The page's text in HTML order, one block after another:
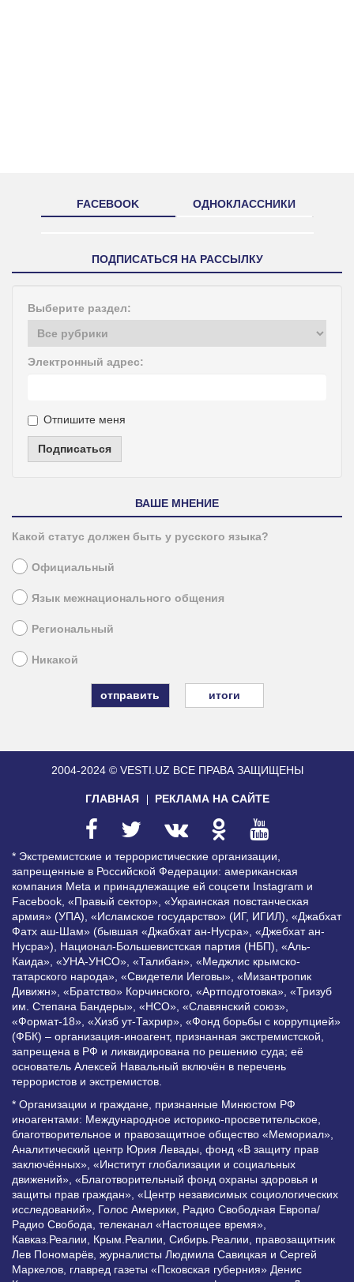
FACEBOOK ОДНОКЛАССНИКИ
ПОДПИСАТЬСЯ НА РАССЫЛКУ
Выберите раздел:
Электронный адрес:
Отпишите меня
Подписаться
ВАШЕ МНЕНИЕ
Какой статус должен быть у русского языка?
Официальный
Язык межнационального общения
Региональный
Никакой
итоги
2004-2024 © VESTI.UZ ВСЕ ПРАВА ЗАЩИЩЕНЫ
ГЛАВНАЯ РЕКЛАМА НА САЙТЕ
* Экстремистские и террористические организации,
запрещенные в Российской Федерации: американская
компания Meta и принадлежащие ей соцсети Instagram и
Facebook, «Правый сектор», «Украинская повстанческая
армия» (УПА), «Исламское государство» (ИГ, ИГИЛ), «Джабхат
Фатх аш-Шам» (бывшая «Джабхат ан-Нусра», «Джебхат ан-
Нусра»), Национал-Большевистская партия (НБП), «Аль-
Каида», «УНА-УНСО», «Талибан», «Меджлис крымско-
татарского народа», «Свидетели Иеговы», «Мизантропик
Дивижн», «Братство» Корчинского, «Артподготовка», «Тризуб
им. Степана Бандеры», «НСО», «Славянский союз»,
«Формат-18», «Хизб ут-Тахрир», «Фонд борьбы с коррупцией»
(ФБК) – организация-иноагент, признанная экстремистской,
запрещена в РФ и ликвидирована по решению суда; её
основатель Алексей Навальный включён в перечень
террористов и экстремистов.
* Организации и граждане, признанные Минюстом РФ
иноагентами: Международное историко-просветительское,
благотворительное и правозащитное общество «Мемориал»,
Аналитический центр Юрия Левады, фонд «В защиту прав
заключённых», «Институт глобализации и социальных
движений», «Благотворительный фонд охраны здоровья и
защиты прав граждан», «Центр независимых социологических
исследований», Голос Америки, Радио Свободная Европа/
Радио Свобода, телеканал «Настоящее время»,
Кавказ.Реалии, Крым.Реалии, Сибирь.Реалии, правозащитник
Лев Пономарёв, журналисты Людмила Савицкая и Сергей
Маркелов, главред газеты «Псковская губерния» Денис